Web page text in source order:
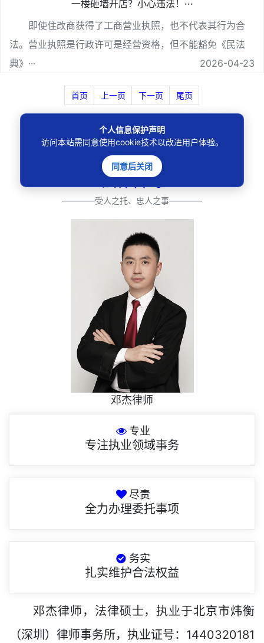
一楼砸墙开店？小心违法！···
即使住改商获得了工商营业执照，也不代表其行为合
法。营业执照是行政许可是经营资格，但不能豁免《民法
典》···
2026-04-23
首页 上一页 下一页 尾页
法律咨询
————受人之托、忠人之事————
邓杰律师
专业
专注执业领域事务
尽责
全力办理委托事项
务实
扎实维护合法权益
邓杰律师，法律硕士，执业于北京市炜衡
（深圳）律师事务所，执业证号：1440320181
个人信息保护声明
访问本站需同意使用cookie技术以改进用户体验。
同意后关闭